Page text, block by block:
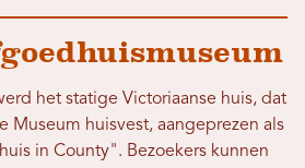
het statige Victoriaanse huis, dat
Museum huisvest, aangeprezen als
in County". Bezoekers kunnen